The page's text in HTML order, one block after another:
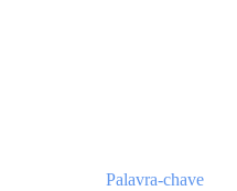
Palavra-chave